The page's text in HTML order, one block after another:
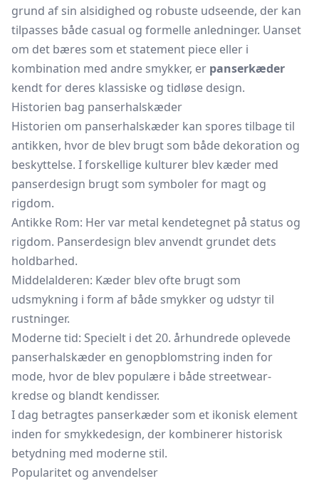
grund af sin alsidighed og robuste udseende, der kan
tilpasses både casual og formelle anledninger. Uanset
om det bæres som et statement piece eller i
kombination med andre smykker, er panserkæder
kendt for deres klassiske og tidløse design.
Historien bag panserhalskæder
Historien om panserhalskæder kan spores tilbage til
antikken, hvor de blev brugt som både dekoration og
beskyttelse. I forskellige kulturer blev kæder med
panserdesign brugt som symboler for magt og
rigdom.
Antikke Rom: Her var metal kendetegnet på status og
rigdom. Panserdesign blev anvendt grundet dets
holdbarhed.
Middelalderen: Kæder blev ofte brugt som
udsmykning i form af både smykker og udstyr til
rustninger.
Moderne tid: Specielt i det 20. århundrede oplevede
panserhalskæder en genopblomstring inden for
mode, hvor de blev populære i både streetwear-
kredse og blandt kendisser.
I dag betragtes panserkæder som et ikonisk element
inden for smykkedesign, der kombinerer historisk
betydning med moderne stil.
Popularitet og anvendelser